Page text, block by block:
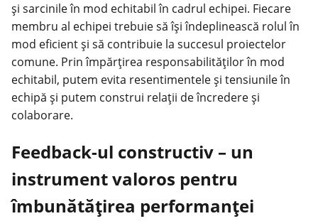
și sarcinile în mod echitabil în cadrul echipei. Fiecare
membru al echipei trebuie să își îndeplinească rolul în
mod eficient și să contribuie la succesul proiectelor
comune. Prin împărțirea responsabilităților în mod
echitabil, putem evita resentimentele și tensiunile în
echipă și putem construi relații de încredere și
colaborare.
Feedback-ul constructiv – un
instrument valoros pentru
îmbunătățirea performanței